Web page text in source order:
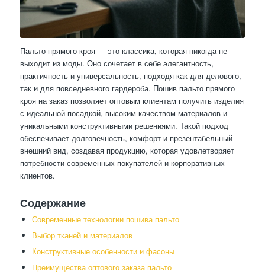
Пальто прямого кроя — это классика, которая никогда не
выходит из моды. Оно сочетает в себе элегантность,
практичность и универсальность, подходя как для делового,
так и для повседневного гардероба. Пошив пальто прямого
кроя на заказ позволяет оптовым клиентам получить изделия
с идеальной посадкой, высоким качеством материалов и
уникальными конструктивными решениями. Такой подход
обеспечивает долговечность, комфорт и презентабельный
внешний вид, создавая продукцию, которая удовлетворяет
потребности современных покупателей и корпоративных
клиентов.
Содержание
Современные технологии пошива пальто
Выбор тканей и материалов
Конструктивные особенности и фасоны
Преимущества оптового заказа пальто